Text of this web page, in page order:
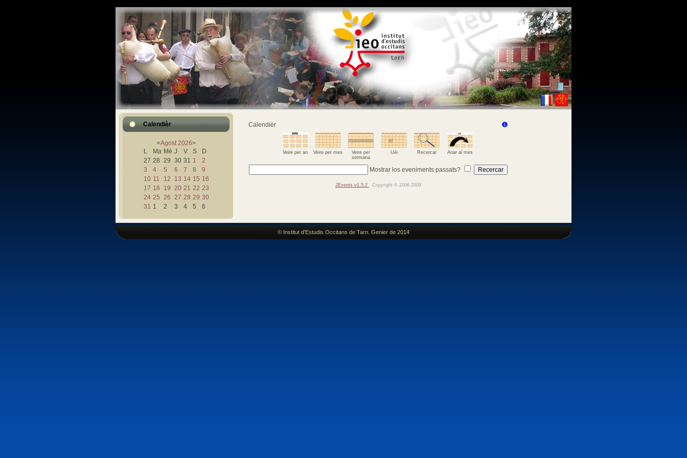
Calendièr
<Agost 2026>
L
Ma Mè J V S
D
27 28 29 30 31 1
2
3
4 5 6 7 8
9
10 11 12 13 14 15 16
17 18 19 20 21 22 23
24 25 26 27 28 29 30
31 1 2 3 4 5 6
Calendièr
Veire per an Veire per mes
Veire per
setmana
Uèi Recercar Anar al mes
Mostrar los eveniments passats?
JEvents v1.5.2 Copyright © 2006-2009
© Institut d'Estudis Occitans de Tarn. Genier de 2014